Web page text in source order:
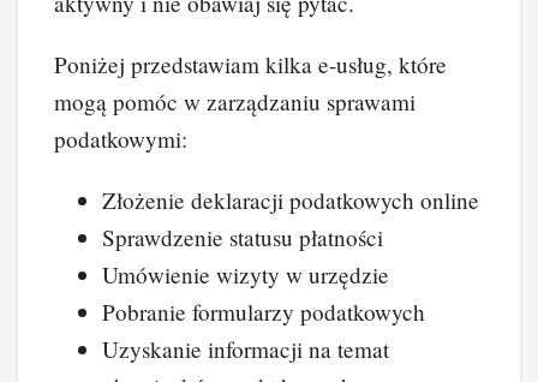
Poniżej przedstawiam kilka e-usług, które
mogą pomóc w zarządzaniu sprawami
podatkowymi:
Złożenie deklaracji podatkowych online
Sprawdzenie statusu płatności
Umówienie wizyty w urzędzie
Pobranie formularzy podatkowych
Uzyskanie informacji na temat